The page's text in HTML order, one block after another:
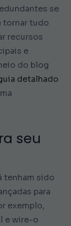
se
tornar tudo
recursos
e
do blog
detalhado
seu
tenham sido
para
exemplo,
e wire-o